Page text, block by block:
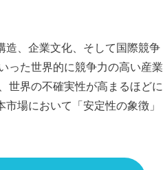
造、企業文化、そして国際競争
った世界的に競争力の高い産業
世界の不確実性が高まるほどに
場において「安定性の象徴」